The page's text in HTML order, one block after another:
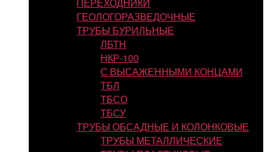
ГЕОЛОГОРАЗВЕДОЧНЫЕ
ТРУБЫ БУРИЛЬНЫЕ
ЛБТН
НКР-100
С ВЫСАЖЕННЫМИ КОНЦАМИ
ТБЛ
ТБСО
ТБСУ
ТРУБЫ ОБСАДНЫЕ И КОЛОНКОВЫЕ
ТРУБЫ МЕТАЛЛИЧЕСКИЕ